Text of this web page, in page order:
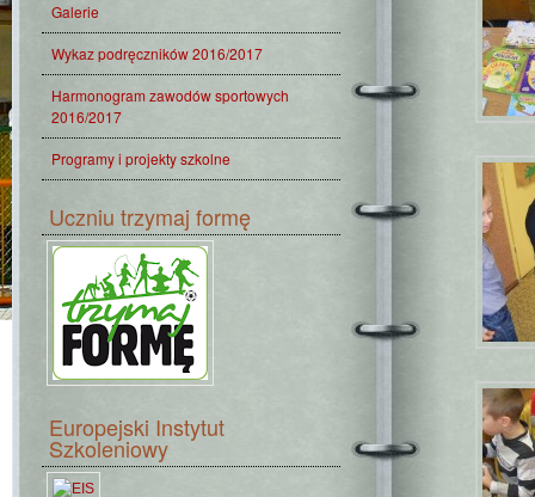
Galerie
Wykaz podręczników 2016/2017
Harmonogram zawodów sportowych
2016/2017
Programy i projekty szkolne
Uczniu trzymaj formę
Europejski Instytut
Szkoleniowy